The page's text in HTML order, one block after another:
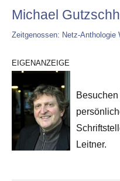
Michael
Zeitgenossen: Netz-Anthologie
EIGENANZEIGE
Leitner.